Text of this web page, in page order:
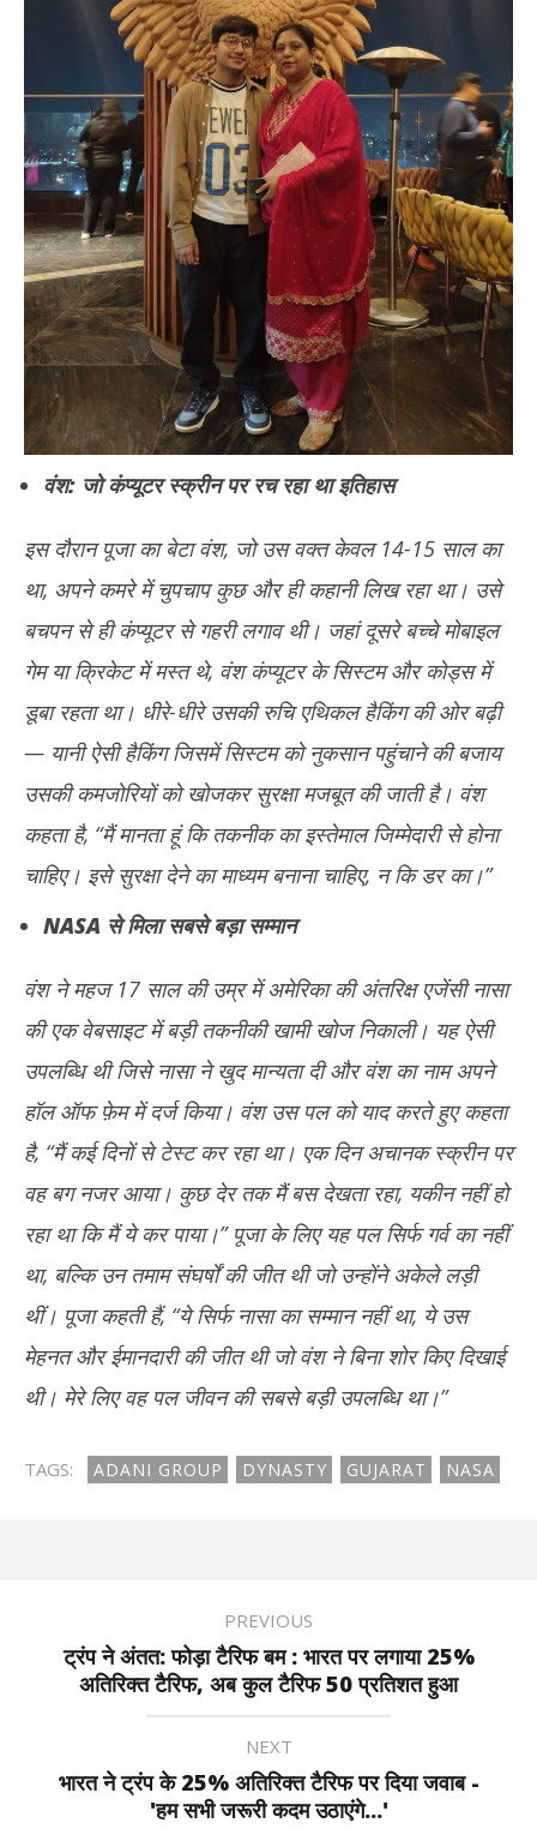
वंश: जो कंप्यूटर स्क्रीन पर रच रहा था इतिहास
इस दौरान पूजा का बेटा वंश, जो उस वक्त केवल 14-15 साल का
था, अपने कमरे में चुपचाप कुछ और ही कहानी लिख रहा था। उसे
बचपन से ही कंप्यूटर से गहरी लगाव थी। जहां दूसरे बच्चे मोबाइल
गेम या क्रिकेट में मस्त थे, वंश कंप्यूटर के सिस्टम और कोड्स में
डूबा रहता था। धीरे-धीरे उसकी रुचि एथिकल हैकिंग की ओर बढ़ी
— यानी ऐसी हैकिंग जिसमें सिस्टम को नुकसान पहुंचाने की बजाय
उसकी कमजोरियों को खोजकर सुरक्षा मजबूत की जाती है। वंश
कहता है, “मैं मानता हूं कि तकनीक का इस्तेमाल जिम्मेदारी से होना
चाहिए। इसे सुरक्षा देने का माध्यम बनाना चाहिए, न कि डर का।”
NASA से मिला सबसे बड़ा सम्मान
वंश ने महज 17 साल की उम्र में अमेरिका की अंतरिक्ष एजेंसी नासा
की एक वेबसाइट में बड़ी तकनीकी खामी खोज निकाली। यह ऐसी
उपलब्धि थी जिसे नासा ने खुद मान्यता दी और वंश का नाम अपने
हॉल ऑफ फ़ेम में दर्ज किया। वंश उस पल को याद करते हुए कहता
है, “मैं कई दिनों से टेस्ट कर रहा था। एक दिन अचानक स्क्रीन पर
वह बग नजर आया। कुछ देर तक मैं बस देखता रहा, यकीन नहीं हो
रहा था कि मैं ये कर पाया।” पूजा के लिए यह पल सिर्फ गर्व का नहीं
था, बल्कि उन तमाम संघर्षों की जीत थी जो उन्होंने अकेले लड़ी
थीं। पूजा कहती हैं, “ये सिर्फ नासा का सम्मान नहीं था, ये उस
मेहनत और ईमानदारी की जीत थी जो वंश ने बिना शोर किए दिखाई
थी। मेरे लिए वह पल जीवन की सबसे बड़ी उपलब्धि था।”
TAGS: ADANI GROUP DYNASTY GUJARAT NASA
PREVIOUS
ट्रंप ने अंतत: फोड़ा टैरिफ बम : भारत पर लगाया 25%
अतिरिक्त टैरिफ, अब कुल टैरिफ 50 प्रतिशत हुआ
NEXT
भारत ने ट्रंप के 25% अतिरिक्त टैरिफ पर दिया जवाब -
'हम सभी जरूरी कदम उठाएंगे...'